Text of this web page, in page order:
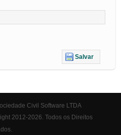
Salvar
Civil Software LTDA
2012-2026. Todos os Direitos